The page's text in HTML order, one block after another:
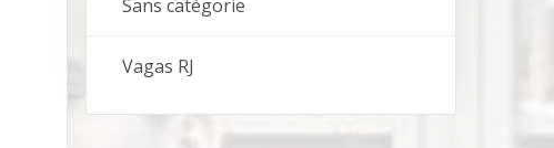
Sans catégorie
Vagas RJ